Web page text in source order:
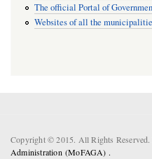
The official Portal of
Websites of all the
Copyright © 2015. All Rights Reserved.
Administration (MoFAGA) .